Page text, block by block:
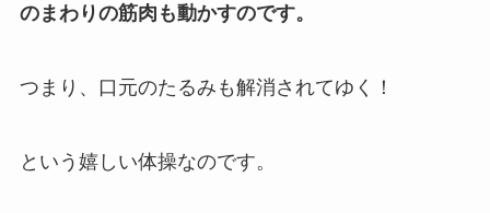
のまわりの筋肉も動かすのです。
つまり、口元のたるみも解消されてゆく！
という嬉しい体操なのです。